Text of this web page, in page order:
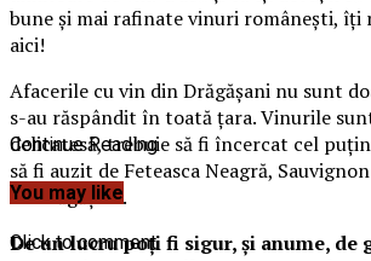
bune și mai rafinate vinuri românești, îți
aici!
Afacerile cu vin din Drăgășani nu sunt
s-au răspândit în toată țara. Vinurile
delicatesă, trebuie să fi încercat cel
să fi auzit de Feteasca Neagră,
de Drăgășani.
De un lucru poți fi sigur, și anume, de
Continue Reading
You may like
Click to comment